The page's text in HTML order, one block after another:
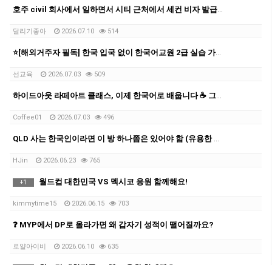
달리기좋아 2026.07.10 514
⭐[해외거주자 필독] 한국 입국 없이 한국어교원 2급 실습 가능한 마지막 반입니다
선교육 2026.07.03 509
Coffee01 2026.07.03 496
HJin 2026.06.23 765
+1 월드컵 대한민국 VS 멕시코 응원 함께해요!
kimmytime15 2026.06.15 703
❓ MYP에서 DP로 올라가면 왜 갑자기 성적이 떨어질까요?
로얄아이비 2026.06.10 635